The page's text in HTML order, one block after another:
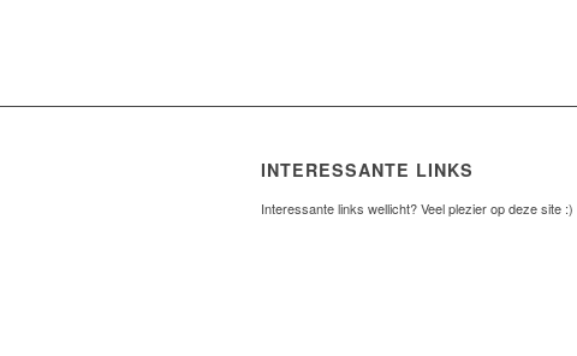
INTERESSANTE LINKS
Interessante links wellicht? Veel plezier op deze site :)